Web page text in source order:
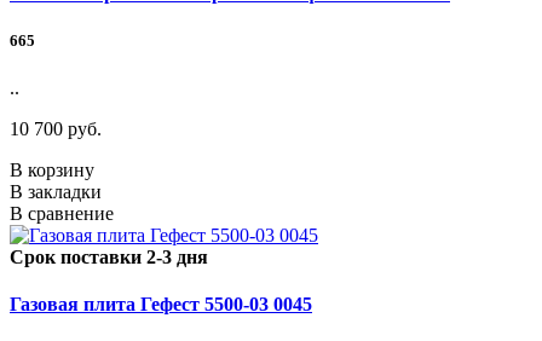
665
..
10 700 руб.
В корзину
В закладки
В сравнение
Срок поставки 2-3 дня
Газовая плита Гефест 5500-03 0045